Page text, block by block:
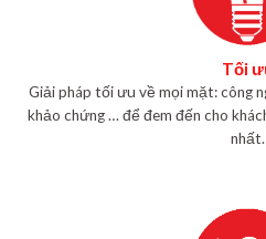
Tối
Giải pháp tối ưu về mọi mặt: công
khảo chứng … để đem đến cho
nhất.